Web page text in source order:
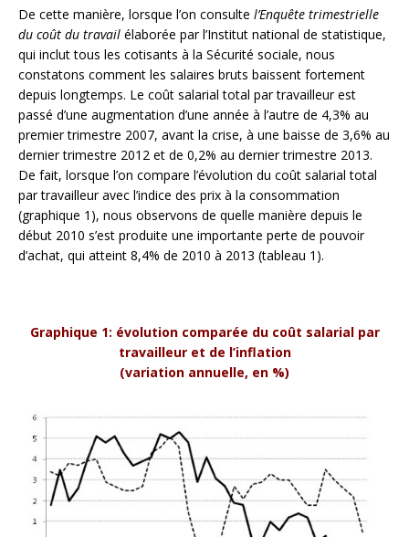
De cette manière, lorsque l’on consulte l’Enquête trimestrielle
du coût du travail élaborée par l’Institut national de statistique,
qui inclut tous les cotisants à la Sécurité sociale, nous
constatons comment les salaires bruts baissent fortement
depuis longtemps. Le coût salarial total par travailleur est
passé d’une augmentation d’une année à l’autre de 4,3% au
premier trimestre 2007, avant la crise, à une baisse de 3,6% au
dernier trimestre 2012 et de 0,2% au dernier trimestre 2013.
De fait, lorsque l’on compare l’évolution du coût salarial total
par travailleur avec l’indice des prix à la consommation
(graphique 1), nous observons de quelle manière depuis le
début 2010 s’est produite une importante perte de pouvoir
d’achat, qui atteint 8,4% de 2010 à 2013 (tableau 1).
Graphique 1: évolution comparée du coût salarial par
travailleur et de l’inflation
(variation annuelle, en %)